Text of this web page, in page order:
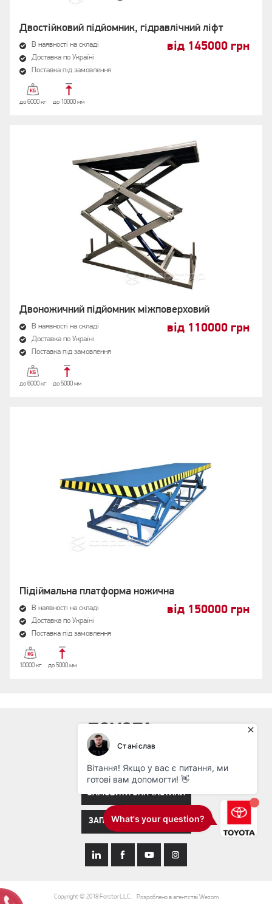
Двостійковий підйомник, гідравлічний ліфт
В наявності на складі
Доставка по Україні
Поставка під замовлення
від 145000 грн
до 6000 кг до 10000 мм
Двоножичний підйомник міжповерховий
В наявності на складі
Доставка по Україні
Поставка під замовлення
від 110000 грн
до 6000 кг до 5000 мм
Підіймальна платформа ножична
В наявності на складі
Доставка по Україні
Поставка під замовлення
від 150000 грн
10000 кг до 5000 мм
ЗАМОВИТИ ЗАПЧАСТИНИ
ЗАПИСАТИСЯ НА СЕРВІС
Copyright © 2018 Forstor LLC. Розроблено в агентстві Wezom